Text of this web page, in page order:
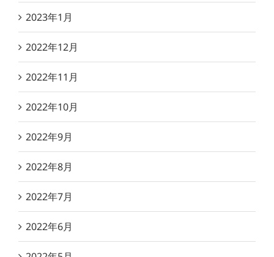
2023年1月
2022年12月
2022年11月
2022年10月
2022年9月
2022年8月
2022年7月
2022年6月